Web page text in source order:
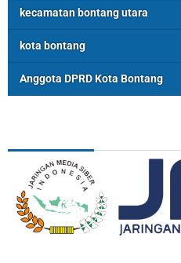
kecamatan bontang utara
kota bontang
Anggota DPRD Kota Bontang